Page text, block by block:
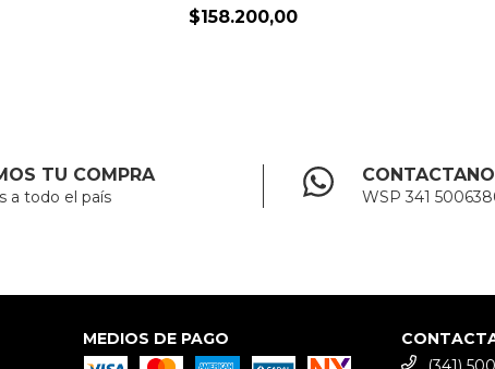
$158.200,00
TU COMPRA
a todo el país WSP 341
MEDIOS DE PAGO